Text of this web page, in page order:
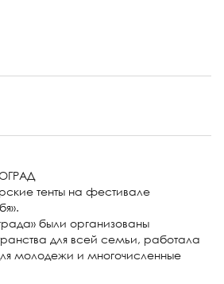
тенты на фестивале
были организованы
для всей семьи, работала
молодежи и многочисленные